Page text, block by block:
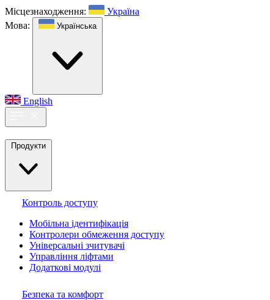
Місцезнаходження:
Україна
Мова:
Українська
English
Продукти
Контроль доступу
Мобільна ідентифікація
Контролери обмеження доступу
Універсальні зчитувачі
Управління ліфтами
Додаткові модулі
Безпека та комфорт